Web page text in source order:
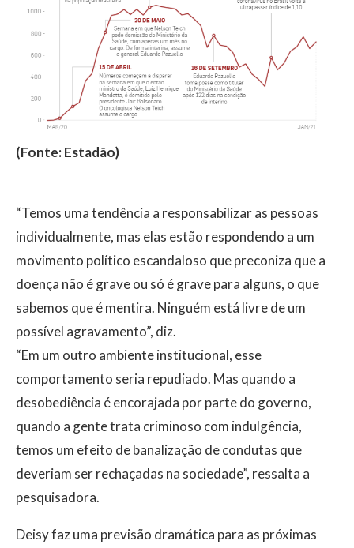
(Fonte: Estadão)
“Temos uma tendência a responsabilizar as pessoas
individualmente, mas elas estão respondendo a um
movimento político escandaloso que preconiza que a
doença não é grave ou só é grave para alguns, o que
sabemos que é mentira. Ninguém está livre de um
possível agravamento”, diz.
“Em um outro ambiente institucional, esse
comportamento seria repudiado. Mas quando a
desobediência é encorajada por parte do governo,
quando a gente trata criminoso com indulgência,
temos um efeito de banalização de condutas que
deveriam ser rechaçadas na sociedade”, ressalta a
pesquisadora.
Deisy faz uma previsão dramática para as próximas